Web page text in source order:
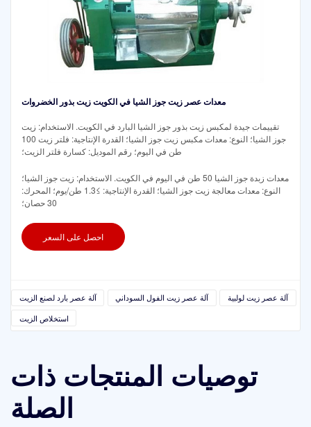
معدات عصر زيت جوز الشيا في الكويت زيت بذور الخضروات
تقييمات جيدة لمكبس زيت بذور جوز الشيا البارد في الكويت. الاستخدام: زيت
جوز الشيا؛ النوع: معدات مكبس زيت جوز الشيا؛ القدرة الإنتاجية: فلتر زيت 100
طن في اليوم؛ رقم الموديل: كسارة فلتر الزيت؛
معدات زبدة جوز الشيا 50 طن في اليوم في الكويت. الاستخدام: زيت جوز الشيا؛
النوع: معدات معالجة زيت جوز الشيا؛ القدرة الإنتاجية: ≥1.3 طن/يوم؛ المحرك:
30 حصان؛
احصل على السعر
آلة عصر بارد لصنع الزيت آلة عصر زيت الفول السوداني
آلة عصر زيت لولبية
استخلاص الزيت
توصيات المنتجات ذات
الصلة